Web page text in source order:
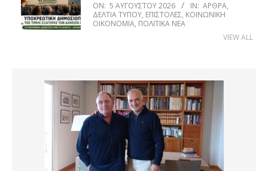
ON: 5 ΑΥΓΟΎΣΤΟΥ 2026 IN: ΆΡΘΡΑ,
ΔΕΛΤΊΑ ΤΎΠΟΥ, ΕΠΙΣΤΟΛΈΣ, ΚΟΙΝΩΝΙΚΉ
ΟΙΚΟΝΟΜΊΑ, ΠΟΛΙΤΙΚΆ ΝΈΑ
VIEW ALL